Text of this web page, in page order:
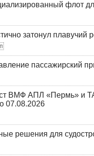
флот
затонул плавучий
пассажирский
ВМФ АПЛ «Пермь» и
07.08.2026
решения для